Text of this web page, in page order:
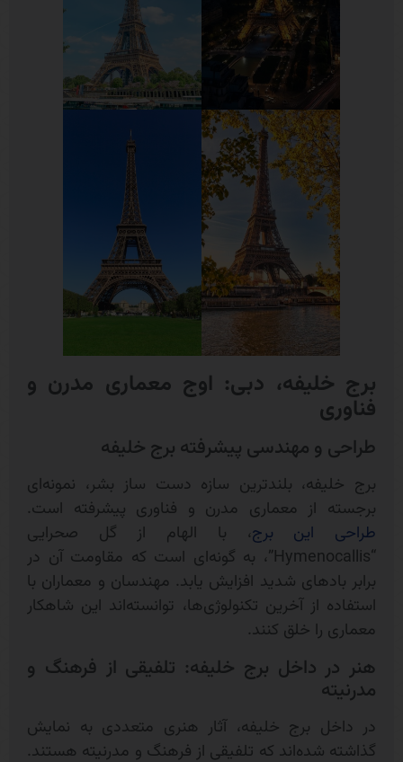
برج خلیفه، دبی: اوج معماری مدرن و
فناوری
طراحی و مهندسی پیشرفته برج خلیفه
برج خلیفه، بلندترین سازه دست‌ ساز بشر، نمونه‌ای
برجسته از معماری مدرن و فناوری پیشرفته است.
طراحی این برج، با الهام از گل صحرایی
“Hymenocallis”، به گونه‌ای است که مقاومت آن در
برابر بادهای شدید افزایش یابد. مهندسان و معماران با
استفاده از آخرین تکنولوژی‌ها، توانسته‌اند این شاهکار
معماری را خلق کنند.
هنر در داخل برج خلیفه: تلفیقی از فرهنگ و
مدرنیته
در داخل برج خلیفه، آثار هنری متعددی به نمایش
گذاشته شده‌اند که تلفیقی از فرهنگ و مدرنیته هستند.